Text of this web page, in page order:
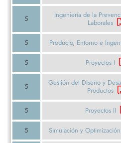
5
Ingeniería de la
Laborales
5 Producto, Entorno e
5 Proyectos I
5
Gestión del Diseño y
Productos
5 Proyectos II
5 Simulación y